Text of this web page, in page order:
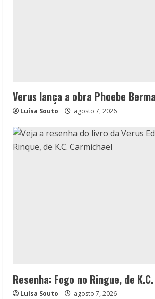
Verus lança a obra Phoebe
Luísa Souto agosto 7, 2026
Resenha: Fogo no Ringue, de
Luísa Souto agosto 7, 2026